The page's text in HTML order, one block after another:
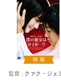
映画
監督 クァク・ジェ